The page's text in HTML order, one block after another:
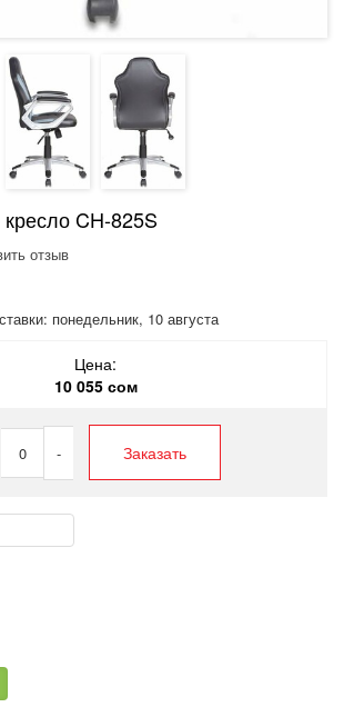
CH-825S
отзыв
понедельник, 10 августа
Цена:
10 055 сом
0 - Заказать